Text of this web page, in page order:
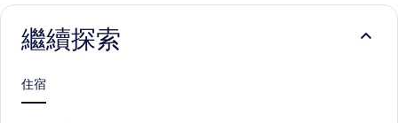
繼續探索
住宿